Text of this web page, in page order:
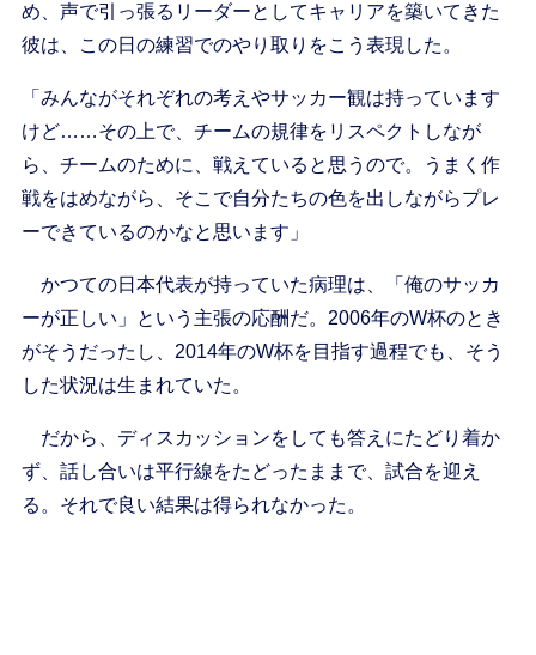
め、声で引っ張るリーダーとしてキャリアを築いてきた
彼は、この日の練習でのやり取りをこう表現した。
「みんながそれぞれの考えやサッカー観は持っています
けど……その上で、チームの規律をリスペクトしなが
ら、チームのために、戦えていると思うので。うまく作
戦をはめながら、そこで自分たちの色を出しながらプレ
ーできているのかなと思います」
かつての日本代表が持っていた病理は、「俺のサッカ
ーが正しい」という主張の応酬だ。2006年のW杯のとき
がそうだったし、2014年のW杯を目指す過程でも、そう
した状況は生まれていた。
だから、ディスカッションをしても答えにたどり着か
ず、話し合いは平行線をたどったままで、試合を迎え
る。それで良い結果は得られなかった。